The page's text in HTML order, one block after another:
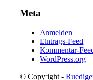
Meta
Anmelden
Eintrags-Feed
Kommentar-
WordPress.org
© Copyright -